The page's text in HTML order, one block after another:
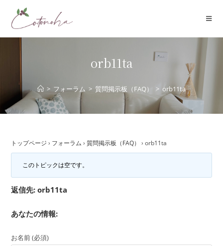
orb11ta
> フォーラム > 質問掲示板（FAQ） > orb11ta
トップページ › フォーラム › 質問掲示板（FAQ） › orb11ta
このトピックは空です。
返信先: orb11ta
あなたの情報:
お名前 (必須)